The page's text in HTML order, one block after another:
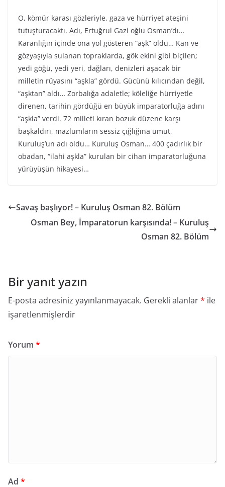
O, kömür karası gözleriyle, gaza ve hürriyet ateşini
tutuşturacaktı. Adı, Ertuğrul Gazi oğlu Osman’dı…
Karanlığın içinde ona yol gösteren “aşk” oldu… Kan ve
gözyaşıyla sulanan topraklarda, gök ekini gibi biçilen;
yedi göğü, yedi yeri, dağları, denizleri aşacak bir
milletin rüyasını “aşkla” gördü. Gücünü kılıcından değil,
“aşktan” aldı… Zorbalığa adaletle; köleliğe hürriyetle
direnen, tarihin gördüğü en büyük imparatorluğa adını
“aşkla” verdi. 72 milleti kıran bozuk düzene karşı
başkaldırı, mazlumların sessiz çığlığına umut,
Kuruluş’un adı oldu… Kuruluş Osman… 400 çadırlık bir
obadan, “ilahi aşkla” kurulan bir cihan imparatorluğuna
yürüyüşün hikayesi…
Savaş başlıyor! – Kuruluş Osman 82. Bölüm
Osman Bey, İmparatorun karşısında! – Kuruluş
Osman 82. Bölüm
Bir yanıt yazın
E-posta adresiniz yayınlanmayacak. Gerekli alanlar* ile
işaretlenmişlerdir
Yorum *
Ad *